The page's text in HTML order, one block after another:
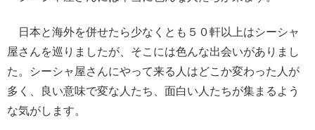
日本と海外を併せたら少なくとも５０軒以上はシーシャ
屋さんを巡りましたが、そこには色んな出会いがありまし
た。シーシャ屋さんにやって来る人はどこか変わった人が
多く、良い意味で変な人たち、面白い人たちが集まるよう
な気がします。